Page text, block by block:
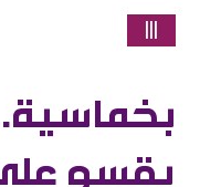
يقسو